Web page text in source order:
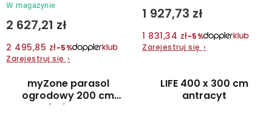
W magazynie
2 627,21 zł
2 495,85 zł−5%
Zarejestruj się ›
1 927,73 zł
1 831,34 zł−5%
Zarejestruj się ›
myZone parasol
ogrodowy 200 cm
beżowy
LIFE 400 x 300 cm
antracyt